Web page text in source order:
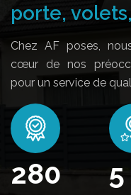
porte,
Chez AF poses,
cœur de nos
pour un service de
348 5